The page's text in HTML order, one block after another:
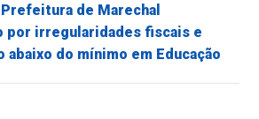
de Marechal
por irregularidades fiscais e
do mínimo em Educação